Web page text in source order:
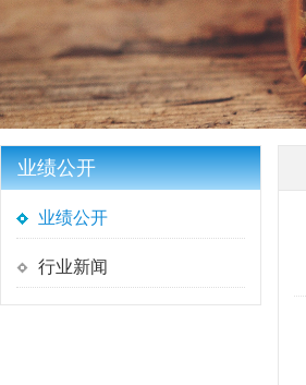
业绩公开
业绩公开
行业新闻